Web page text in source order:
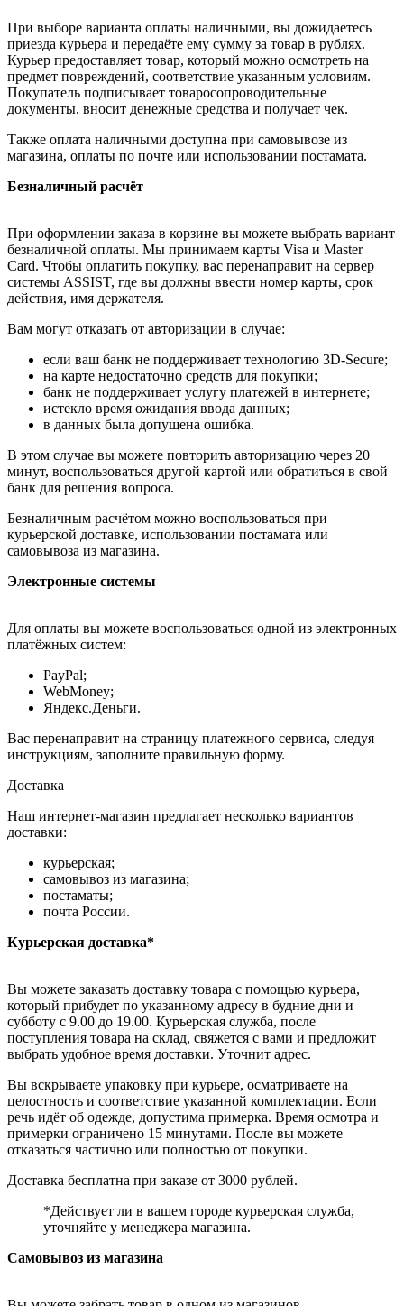
При выборе варианта оплаты наличными, вы дожидаетесь
приезда курьера и передаёте ему сумму за товар в рублях.
Курьер предоставляет товар, который можно осмотреть на
предмет повреждений, соответствие указанным условиям.
Покупатель подписывает товаросопроводительные
документы, вносит денежные средства и получает чек.
Также оплата наличными доступна при самовывозе из
магазина, оплаты по почте или использовании постамата.
Безналичный расчёт
При оформлении заказа в корзине вы можете выбрать вариант
безналичной оплаты. Мы принимаем карты Visa и Master
Card. Чтобы оплатить покупку, вас перенаправит на сервер
системы ASSIST, где вы должны ввести номер карты, срок
действия, имя держателя.
Вам могут отказать от авторизации в случае:
если ваш банк не поддерживает технологию 3D-Secure;
на карте недостаточно средств для покупки;
банк не поддерживает услугу платежей в интернете;
истекло время ожидания ввода данных;
в данных была допущена ошибка.
В этом случае вы можете повторить авторизацию через 20
минут, воспользоваться другой картой или обратиться в свой
банк для решения вопроса.
Безналичным расчётом можно воспользоваться при
курьерской доставке, использовании постамата или
самовывоза из магазина.
Электронные системы
Для оплаты вы можете воспользоваться одной из электронных
платёжных систем:
PayPal;
WebMoney;
Яндекс.Деньги.
Вас перенаправит на страницу платежного сервиса, следуя
инструкциям, заполните правильную форму.
Доставка
Наш интернет-магазин предлагает несколько вариантов
доставки:
курьерская;
самовывоз из магазина;
постаматы;
почта России.
Курьерская доставка*
Вы можете заказать доставку товара с помощью курьера,
который прибудет по указанному адресу в будние дни и
субботу с 9.00 до 19.00. Курьерская служба, после
поступления товара на склад, свяжется с вами и предложит
выбрать удобное время доставки. Уточнит адрес.
Вы вскрываете упаковку при курьере, осматриваете на
целостность и соответствие указанной комплектации. Если
речь идёт об одежде, допустима примерка. Время осмотра и
примерки ограничено 15 минутами. После вы можете
отказаться частично или полностью от покупки.
Доставка бесплатна при заказе от 3000 рублей.
*Действует ли в вашем городе курьерская служба,
уточняйте у менеджера магазина.
Самовывоз из магазина